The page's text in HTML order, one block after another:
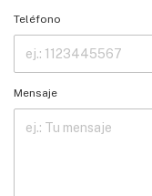
Teléfono
Mensaje